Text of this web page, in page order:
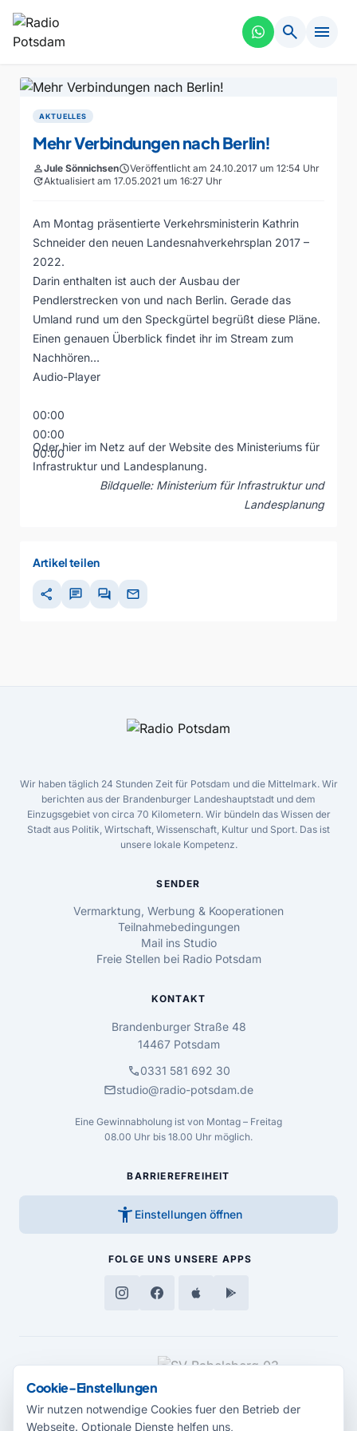
search menu
AKTUELLES
Mehr Verbindungen nach Berlin!
personJule SönnichsenscheduleVeröffentlicht am 24.10.2017 um 12:54 Uhr
updateAktualisiert am 17.05.2021 um 16:27 Uhr
Am Montag präsentierte Verkehrsministerin Kathrin
Schneider den neuen Landesnahverkehrsplan 2017 –
2022.
Darin enthalten ist auch der Ausbau der
Pendlerstrecken von und nach Berlin. Gerade das
Umland rund um den Speckgürtel begrüßt diese Pläne.
Einen genauen Überblick findet ihr im Stream zum
Nachhören…
Audio-Player
00:00
00:00
00:00
Oder hier im Netz auf der Website des Ministeriums für
Infrastruktur und Landesplanung.
Bildquelle: Ministerium für Infrastruktur und
Landesplanung
Artikel teilen
share chat forum mail
Wir haben täglich 24 Stunden Zeit für Potsdam und die Mittelmark. Wir
berichten aus der Brandenburger Landeshauptstadt und dem
Einzugsgebiet von circa 70 Kilometern. Wir bündeln das Wissen der
Stadt aus Politik, Wirtschaft, Wissenschaft, Kultur und Sport. Das ist
unsere lokale Kompetenz.
SENDER
Vermarktung, Werbung & Kooperationen
Teilnahmebedingungen
Mail ins Studio
Freie Stellen bei Radio Potsdam
KONTAKT
Brandenburger Straße 48
14467 Potsdam
call0331 581 692 30
mailstudio@radio-potsdam.de
Eine Gewinnabholung ist von Montag – Freitag
08.00 Uhr bis 18.00 Uhr möglich.
BARRIEREFREIHEIT
accessibility_new Einstellungen öffnen
FOLGE UNS UNSERE APPS
MEDIENPARTNER
Cookie-Einstellungen
Wir nutzen notwendige Cookies fuer den Betrieb der
Webseite. Optionale Dienste helfen uns,